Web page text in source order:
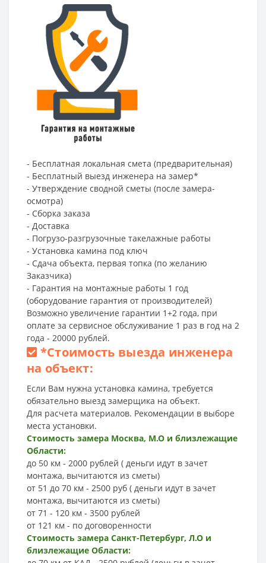
- Бесплатная локальная смета (предварительная)
- Бесплатный выезд инженера на замер*
- Утверждение сводной сметы (после замера-
осмотра)
- Сборка заказа
- Доставка
- Погрузо-разгрузочные такелажные работы
- Установка камина под ключ
- Сдача объекта, первая топка (по желанию
Заказчика)
- Гарантия на монтажные работы 1 год
(оборудование гарантия от производителей)
Возможно увеличение гарантии 1+2 года, при
оплате за сервисное обслуживание 1 раз в год на 2
года - 20000 рублей.
*Стоимость выезда инженера
на объект:
Если Вам нужна установка камина, требуется
обязательно выезд замерщика на объект.
Для расчета материалов. Рекомендации в выборе
места установки.
Стоимость замера Москва, М.О и близлежащие
Области:
до 50 км - 2000 рублей ( деньги идут в зачет
монтажа, вычитаются из сметы)
от 51 до 70 км - 2500 руб ( деньги идут в зачет
монтажа, вычитаются из сметы)
от 71 - 120 км - 3500 рублей
от 121 км - по договоренности
Стоимость замера Санкт-Петербург, Л.О и
близлежащие Области: